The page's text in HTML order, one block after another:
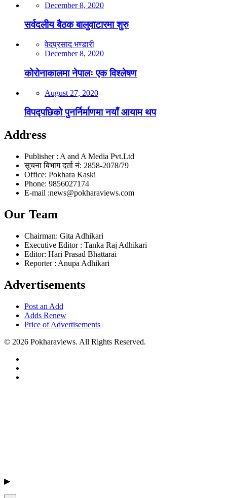
December 8, 2020
सर्वदलीय बैठक बालुवाटारमा शुरु
वेदप्रसाद भण्डारी
December 8, 2020
कोरोनाकालमा नेपालः एक विश्लेषण
August 27, 2020
विपद्पछिको पुनर्निर्माणमा नयाँ आयाम थप
Address
Publisher : A and A Media Pvt.Ltd
सूचना बिभाग दर्ता नं: 2858-2078/79
Office: Pokhara Kaski
Phone: 9856027174
E-mail :news@pokharaviews.com
Our Team
Chairman: Gita Adhikari
Executive Editor : Tanka Raj Adhikari
Editor: Hari Prasad Bhattarai
Reporter : Anupa Adhikari
Advertisements
Post an Add
Adds Renew
Price of Advertisements
© 2026 Pokharaviews. All Rights Reserved.
▶